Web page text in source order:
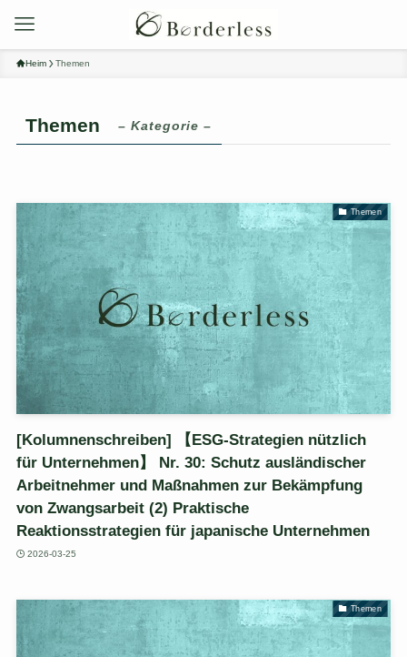
Heim Themen
Themen – Kategorie –
Themen
[Kolumnenschreiben] 【ESG-Strategien nützlich
für Unternehmen】 Nr. 30: Schutz ausländischer
Arbeitnehmer und Maßnahmen zur Bekämpfung
von Zwangsarbeit (2) Praktische
Reaktionsstrategien für japanische Unternehmen
2026-03-25
Themen